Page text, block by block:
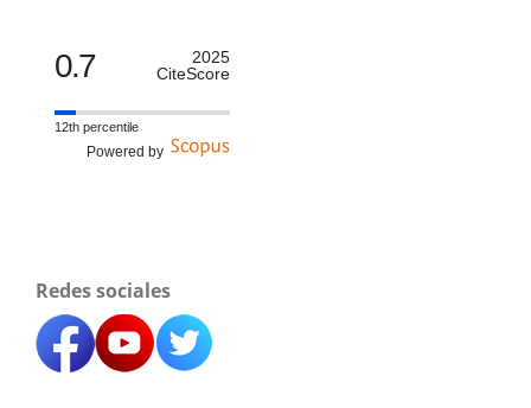
0.7
2025
CiteScore
12th percentile
Powered by
Redes sociales